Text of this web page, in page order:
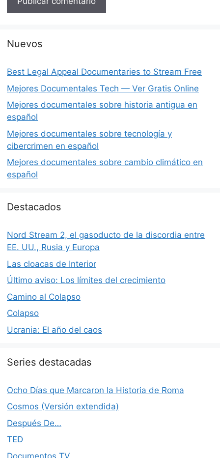
Nuevos
Best Legal Appeal Documentaries to Stream Free
Mejores Documentales Tech — Ver Gratis Online
Mejores documentales sobre historia antigua en
español
Mejores documentales sobre tecnología y
cibercrimen en español
Mejores documentales sobre cambio climático en
español
Destacados
Nord Stream 2, el gasoducto de la discordia entre
EE. UU., Rusia y Europa
Las cloacas de Interior
Último aviso: Los límites del crecimiento
Camino al Colapso
Colapso
Ucrania: El año del caos
Series destacadas
Ocho Días que Marcaron la Historia de Roma
Cosmos (Versión extendida)
Después De…
TED
Documentos TV